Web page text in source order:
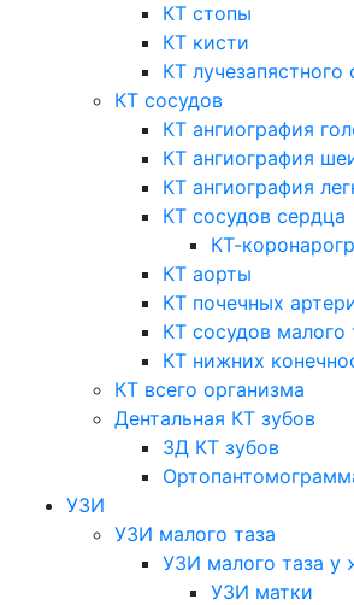
КТ стопы
КТ кисти
КТ лучезапястного
КТ сосудов
КТ ангиография
КТ ангиография
КТ ангиография
КТ сосудов сердца
КТ-
КТ аорты
КТ почечных
КТ сосудов малого
КТ нижних
КТ всего организма
Дентальная КТ зубов
3Д КТ зубов
УЗИ
УЗИ малого таза
УЗИ малого таза у
УЗИ матки